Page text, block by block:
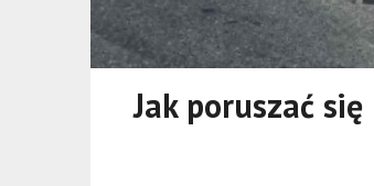
Jak poruszać